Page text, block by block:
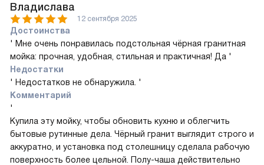
Владислава
12 сентября 2025
Достоинства
' Мне очень понравилась подстольная чёрная гранитная
мойка: прочная, удобная, стильная и практичная! Да '
Недостатки
' Недостатков не обнаружила. '
Комментарий
'
Купила эту мойку, чтобы обновить кухню и облегчить
бытовые рутинные дела. Чёрный гранит выглядит строго и
аккуратно, и установка под столешницу сделала рабочую
поверхность более цельной. Полу-чаша действительно